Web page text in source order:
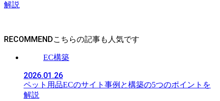
解説
RECOMMEND
EC構築
2026.01.26
ペット用品ECのサイト事例と構築の5つのポイントを
解説